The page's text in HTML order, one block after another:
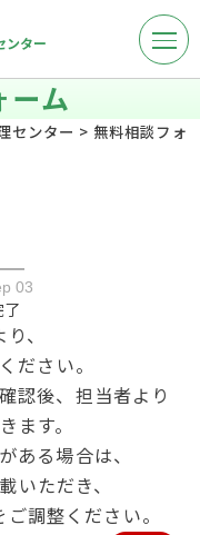
ンター
ーム
センター > 無料相談フォ
03
了
、
ださい。
認後、担当者より
ます。
ある場合は、
いただき、
調整ください。